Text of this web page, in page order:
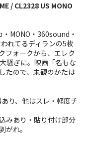
/ CL2328 US MONO
MONO・360sound・
れてるディランの5枚
フォークから、エレク
騒ぎに。映画「名もな
たので、未観のかたは
り、他はスレ・軽度チ
みあり・貼り付け部分
がれ。